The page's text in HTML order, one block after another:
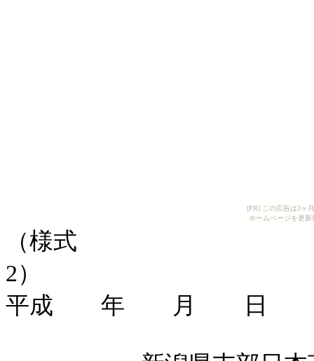
[PR] この広告は3ヶ
ホームページを更
（様式
2
平成 年 月 日